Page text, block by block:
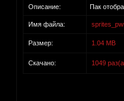
Описание: Пак
Имя файла:
Размер: 1.04 MB
Скачано: 1049